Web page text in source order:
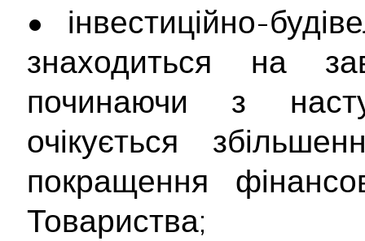
• інвестиційно-
знаходиться на
починаючи з
очікується
покращення
Товариства;